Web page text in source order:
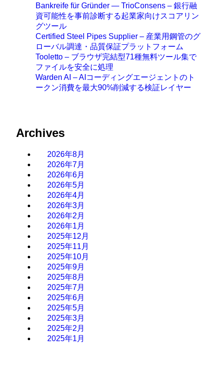
Bankreife für Gründer — TrioConsens – 銀行融
資可能性を事前診断する起業家向けスコアリン
グツール
Certified Steel Pipes Supplier – 産業用鋼管のグ
ローバル調達・品質保証プラットフォーム
Tooletto – ブラウザ完結型71種無料ツール集で
ファイルを安全に処理
Warden AI – AIコーディングエージェントのト
ークン消費を最大90%削減する検証レイヤー
Archives
2026年8月
2026年7月
2026年6月
2026年5月
2026年4月
2026年3月
2026年2月
2026年1月
2025年12月
2025年11月
2025年10月
2025年9月
2025年8月
2025年7月
2025年6月
2025年5月
2025年3月
2025年2月
2025年1月